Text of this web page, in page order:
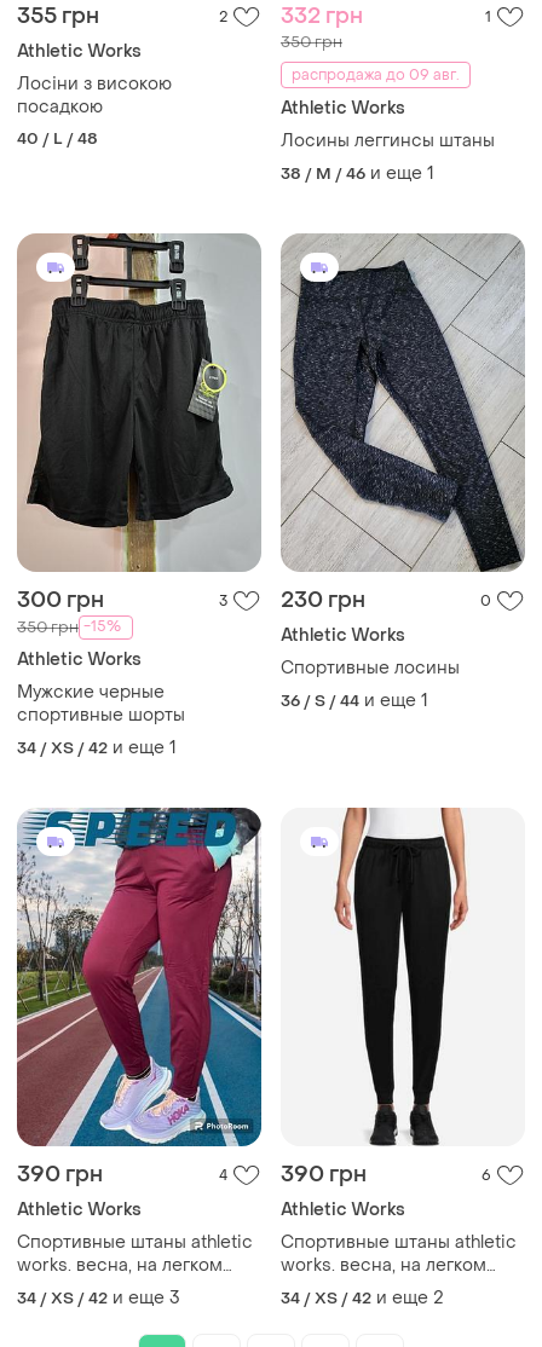
355 грн 2
Athletic Works
Лосіни з високою
посадкою
40 / L / 48
332 грн 1
350 грн
распродажа до 09 авг.
Athletic Works
Лосины леггинсы штаны
38 / M / 46 и еще 1
300 грн 3
350 грн -15%
Athletic Works
Мужские черные
спортивные шорты
34 / XS / 42 и еще 1
230 грн 0
Athletic Works
Спортивные лосины
36 / S / 44 и еще 1
390 грн 4
Athletic Works
Спортивные штаны athletic
works. весна, на легком
флисе
34 / XS / 42 и еще 3
390 грн 6
Athletic Works
Спортивные штаны athletic
works. весна, на легком
флисе. черные - xs, l, xl
34 / XS / 42 и еще 2